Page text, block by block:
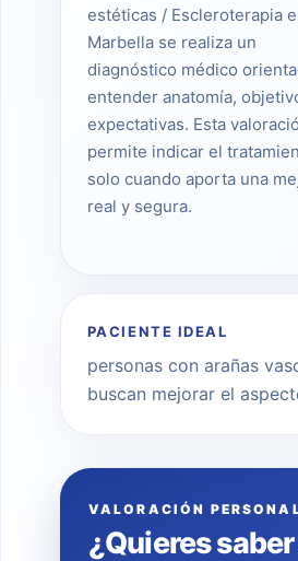
estéticas / Escleroterapia
Marbella se realiza un
diagnóstico médico
entender anatomía,
expectativas. Esta
permite indicar el
solo cuando aporta una
real y segura.
PACIENTE IDEAL
personas con arañas
buscan mejorar el
VALORACIÓN
¿Quieres